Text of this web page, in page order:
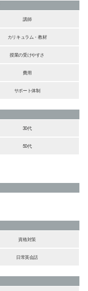
講師
カリキュラム・教材
授業の受けやすさ
費用
サポート体制
30代
50代
資格対策
日常英会話